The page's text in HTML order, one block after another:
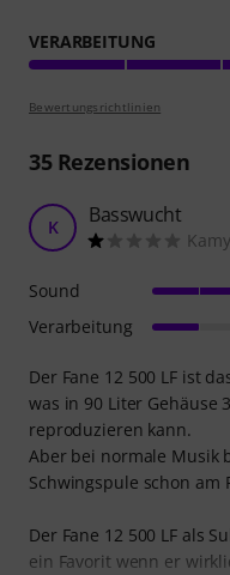
VERARBEITUNG
Bewertungsrichtlinien
35Rezensionen
K Basswucht
Der Fane 12 500 LF ist
was in 90 Liter Gehäuse
reproduzieren kann.
Aber bei normale Musik
Schwingspule schon am
Der Fane 12 500 LF als
ein Favorit wenn er
Sound
Verarbeitung